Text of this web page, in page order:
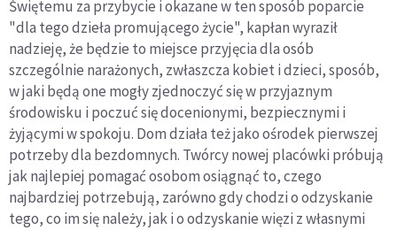
Świętemu za przybycie i okazane w ten sposób poparcie
"dla tego dzieła promującego życie", kapłan wyraził
nadzieję, że będzie to miejsce przyjęcia dla osób
szczególnie narażonych, zwłaszcza kobiet i dzieci, sposób,
w jaki będą one mogły zjednoczyć się w przyjaznym
środowisku i poczuć się docenionymi, bezpiecznymi i
żyjącymi w spokoju. Dom działa też jako ośrodek pierwszej
potrzeby dla bezdomnych. Twórcy nowej placówki próbują
jak najlepiej pomagać osobom osiągnąć to, czego
najbardziej potrzebują, zarówno gdy chodzi o odzyskanie
tego, co im się należy, jak i o odzyskanie więzi z własnymi